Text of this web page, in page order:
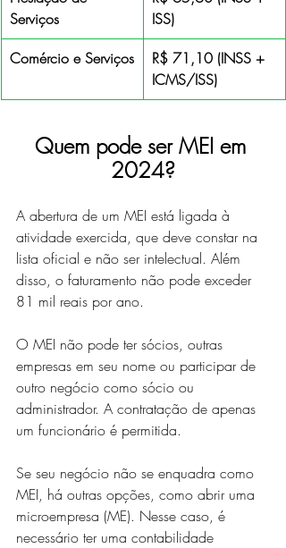
Serviços
ISS)
Comércio e Serviços
R$ 71,10 (INSS +
ICMS/ISS)
Quem pode ser MEI em
2024?
A abertura de um MEI está ligada à
atividade exercida, que deve constar na
lista oficial e não ser intelectual. Além
disso, o faturamento não pode exceder
81 mil reais por ano.
O MEI não pode ter sócios, outras
empresas em seu nome ou participar de
outro negócio como sócio ou
administrador. A contratação de apenas
um funcionário é permitida.
Se seu negócio não se enquadra como
MEI, há outras opções, como abrir uma
microempresa (ME). Nesse caso, é
necessário ter uma contabilidade